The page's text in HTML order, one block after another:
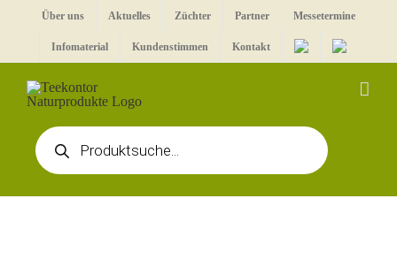
Über uns Aktuelles Züchter Partner Messetermine
Infomaterial Kundenstimmen Kontakt
Products
search